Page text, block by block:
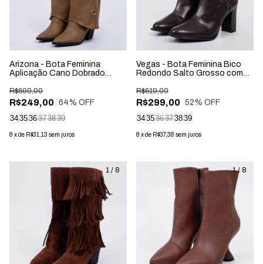
Arizona - Bota Feminina
Aplicação Cano Dobrado
R$249,00
R$699,00
64% OFF
343536373839
8 xde R$31,13 sem juros
Vegas - Bota Feminina Bico
Redondo Salto Grosso com
R$299,00
R$619,00
52% OFF
343536373839
8 xde R$37,38 sem juros
1 / 8 1/ 8